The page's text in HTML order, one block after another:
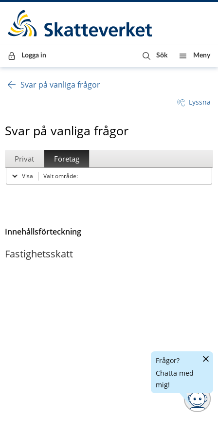
Till innehåll
Till navigationen
Till chattrobot
Logga in Sök Meny
Svar på vanliga frågor
Lyssna
Svar på vanliga frågor
Privat Företag
Visa Valt område:
Innehållsförteckning
Fastighetsskatt
Frågor?
Chatta med
mig!
Dölj